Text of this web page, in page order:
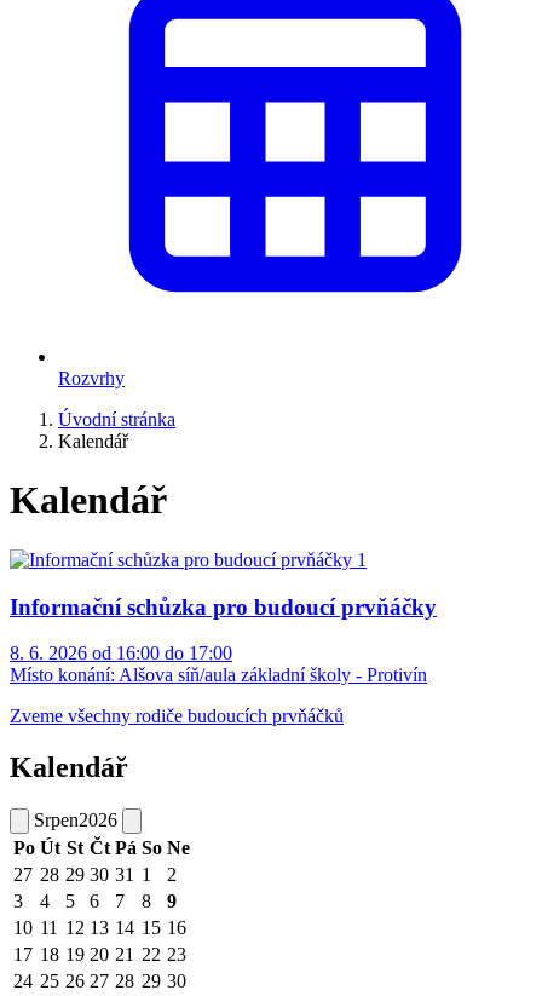
Rozvrhy
Úvodní stránka
Kalendář
Kalendář
Informační schůzka pro budoucí prvňáčky
8. 6. 2026 od 16:00 do 17:00
Místo konání: Alšova síň/aula základní školy - Protivín
Zveme všechny rodiče budoucích prvňáčků
Kalendář
Srpen2026
Po Út St Čt Pá So Ne
27 28 29 30 31 1
2
3
4 5 6 7 8
9
10 11 12 13 14 15 16
17 18 19 20 21 22 23
24 25 26 27 28 29 30